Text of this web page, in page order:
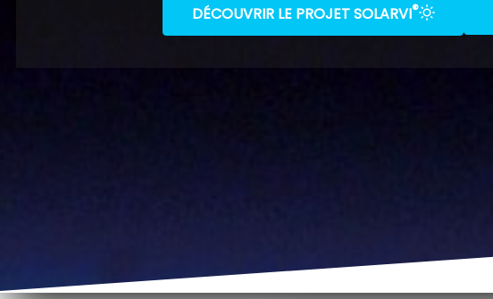
DÉCOUVRIR LE PROJET SOLARVI®